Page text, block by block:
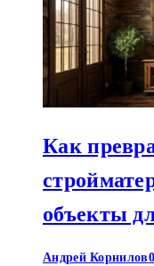
Как
объекты
Андрей Корнилов